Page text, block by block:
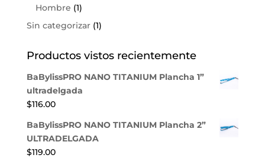
Hombre (1)
Sin categorizar (1)
Productos vistos recientemente
BaBylissPRO NANO TITANIUM Plancha 1”
ultradelgada
$116.00
BaBylissPRO NANO TITANIUM Plancha 2”
ULTRADELGADA
$119.00